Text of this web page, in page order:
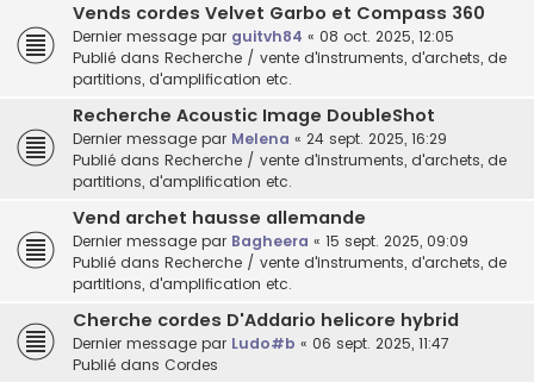
Vends cordes Velvet Garbo et Compass 360
Dernier message par guitvh84 « 08 oct. 2025, 12:05
Publié dans Recherche / vente d'instruments, d'archets, de
partitions, d'amplification etc.
Recherche Acoustic Image DoubleShot
Dernier message par Melena « 24 sept. 2025, 16:29
Publié dans Recherche / vente d'instruments, d'archets, de
partitions, d'amplification etc.
Vend archet hausse allemande
Dernier message par Bagheera « 15 sept. 2025, 09:09
Publié dans Recherche / vente d'instruments, d'archets, de
partitions, d'amplification etc.
Cherche cordes D'Addario helicore hybrid
Dernier message par Ludo#b « 06 sept. 2025, 11:47
Publié dans Cordes